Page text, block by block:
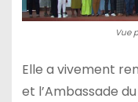
Vue
Elle a vivement
et l’Ambassade